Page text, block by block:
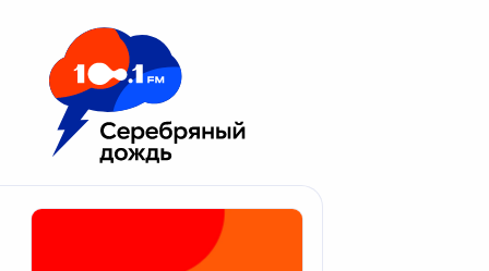
Москва 100.1 FM
Апатиты